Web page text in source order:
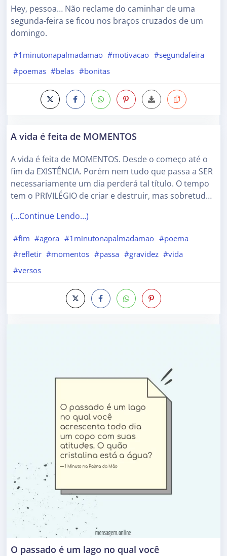
Hey, pessoa… Não reclame do caminhar de uma
segunda-feira se ficou nos braços cruzados de um
domingo.
#1minutonapalmadamao #motivacao #segundafeira
#poemas #belas #bonitas
A vida é feita de MOMENTOS
A vida é feita de MOMENTOS. Desde o começo até o
fim da EXISTÊNCIA. Porém nem tudo que passa a SER
necessariamente um dia perderá tal título. O tempo
tem o PRIVILÉGIO de criar e destruir, mas sobretud…
(…Continue Lendo…)
#fim #agora #1minutonapalmadamao #poema
#refletir #momentos #passa #gravidez #vida
#versos
O passado é um lago no qual você